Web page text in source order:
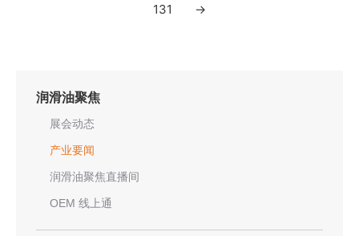
131
→
润滑油聚焦
展会动态
产业要闻
润滑油聚焦直播间
OEM 线上通